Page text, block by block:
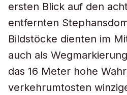
ersten Blick auf den
entfernten
Bildstöcke dienten im
auch als
das 16 Meter hohe
verkehrumtosten